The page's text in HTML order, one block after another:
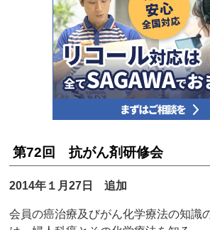
第72回 抗がん剤研修会
2014年１月27日 追加
会員の癌治療及びがん化学療法の知識